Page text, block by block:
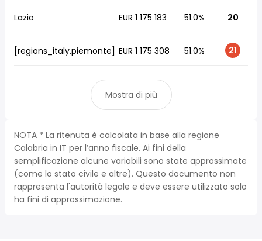
Lazio EUR 1 175 183 51.0% 20
[regions_italy.piemonte] EUR 1 175 308 51.0% 21
Mostra di più
NOTA * La ritenuta è calcolata in base alla regione
Calabria in IT per l’anno fiscale. Ai fini della
semplificazione alcune variabili sono state approssimate
(come lo stato civile e altre). Questo documento non
rappresenta l'autorità legale e deve essere utilizzato solo
ha fini di approssimazione.